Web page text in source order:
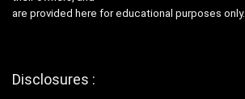
are provided here for educational purposes only.
Disclosures :